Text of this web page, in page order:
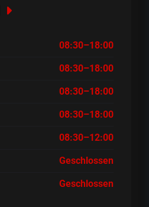
08:30–18:00
08:30–18:00
08:30–18:00
08:30–18:00
08:30–12:00
Geschlossen
Geschlossen